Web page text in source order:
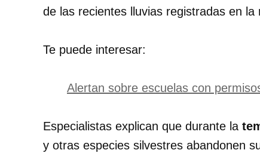
de las recientes lluvias registradas en la
Te puede interesar:
Alertan sobre escuelas con
Especialistas explican que durante la
y otras especies silvestres abandonen